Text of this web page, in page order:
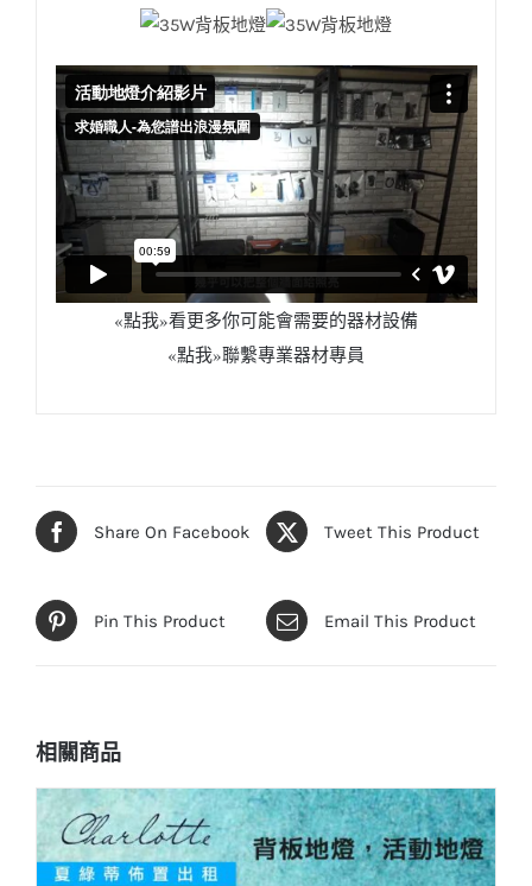
«點我»看更多你可能會需要的器材設備
«點我»聯繫專業器材專員
Share On Facebook Tweet This Product
Pin This Product Email This Product
相關商品